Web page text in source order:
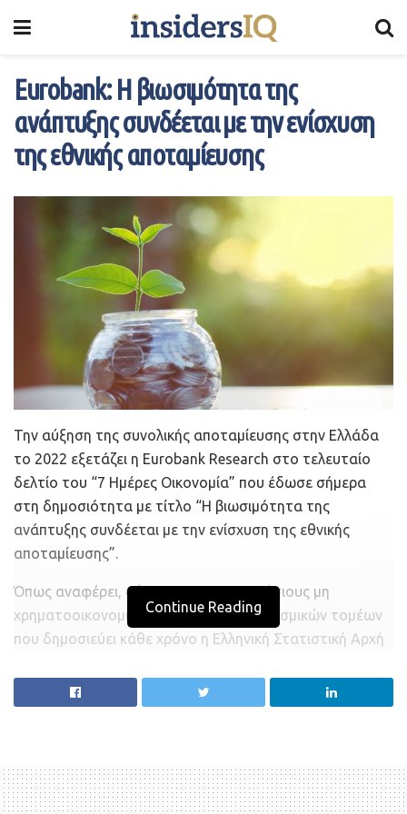
Eurobank: Η βιωσιμότητα της
ανάπτυξης συνδέεται με την ενίσχυση
της εθνικής αποταμίευσης
Την αύξηση της συνολικής αποταμίευσης στην Ελλάδα
το 2022 εξετάζει η Eurobank Research στο τελευταίο
δελτίο του “7 Ημέρες Οικονομία” που έδωσε σήμερα
στη δημοσιότητα με τίτλο “Η βιωσιμότητα της
ανάπτυξης συνδέεται με την ενίσχυση της εθνικής
αποταμίευσης”.
Όπως αναφέρει, σύμφωνα με τους ετήσιους μη
χρηματοοικονομικούς λογαριασμούς θεσμικών τομέων
που δημοσιεύει κάθε χρόνο η Ελληνική Στατιστική Αρχή
παραγωγής-εισοδήματος-δαπάνης (circular flow model)
της χώρας, ησυνολική ακαθάριστη αποταμίευση (gross
Ως ποσοστό του ονομαστικού Ακαθάριστου Εγχώριου
Continue Reading